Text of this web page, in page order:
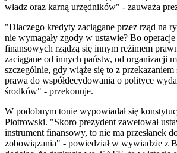
władz oraz karną urzędników" - zauważa
"Dlaczego kredyty zaciągane przez rząd na
nie wymagały zgody w ustawie? Bo
finansowych rządzą się innym reżimem
zaciągane od innych państw, od organizacji
szczególnie, gdy wiąże się to z
prawa do współdecydowania o polityce
środków" - przekonuje.
W podobnym tonie wypowiadał się
Piotrowski. "Skoro prezydent zawetował
instrument finansowy, to nie ma przesłanek
zobowiązania" - powiedział w wywiadzie z